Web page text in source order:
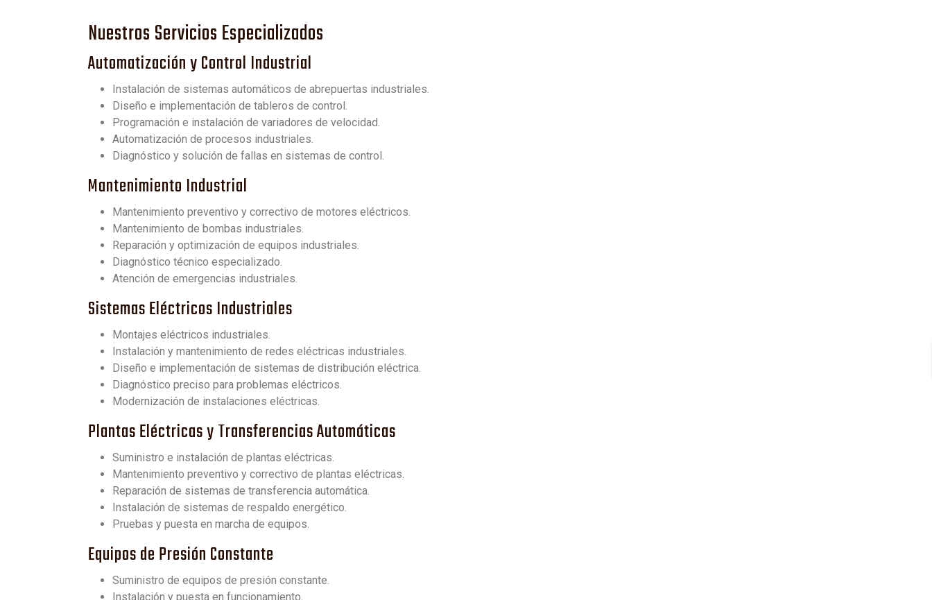
Nuestros Servicios Especializados
Automatización y Control Industrial
Instalación de sistemas automáticos de abrepuertas industriales.
Diseño e implementación de tableros de control.
Programación e instalación de variadores de velocidad.
Automatización de procesos industriales.
Diagnóstico y solución de fallas en sistemas de control.
Mantenimiento Industrial
Mantenimiento preventivo y correctivo de motores eléctricos.
Mantenimiento de bombas industriales.
Reparación y optimización de equipos industriales.
Diagnóstico técnico especializado.
Atención de emergencias industriales.
Sistemas Eléctricos Industriales
Montajes eléctricos industriales.
Instalación y mantenimiento de redes eléctricas industriales.
Diseño e implementación de sistemas de distribución eléctrica.
Diagnóstico preciso para problemas eléctricos.
Modernización de instalaciones eléctricas.
Plantas Eléctricas y Transferencias Automáticas
Suministro e instalación de plantas eléctricas.
Mantenimiento preventivo y correctivo de plantas eléctricas.
Reparación de sistemas de transferencia automática.
Instalación de sistemas de respaldo energético.
Pruebas y puesta en marcha de equipos.
Equipos de Presión Constante
Suministro de equipos de presión constante.
Instalación y puesta en funcionamiento.